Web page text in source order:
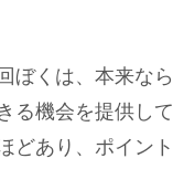
ぼくは、本来な
る機会を提供し
どあり、ポイン